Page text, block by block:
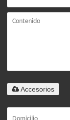
Accesorios